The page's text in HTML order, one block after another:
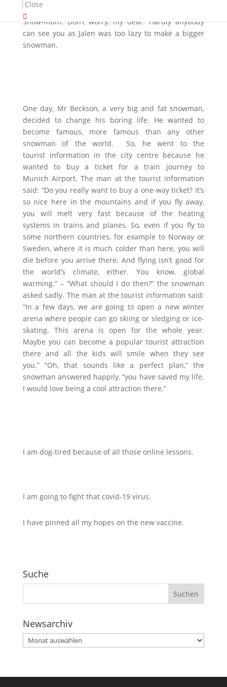
Close
Snow-child: Mum, I want to be invisible.
Snow-mum: Don’t worry, my dear. Hardly anybody
can see you as Jalen was too lazy to make a bigger
snowman.
One day, Mr Beckson, a very big and fat snowman,
decided to change his boring life. He wanted to
become famous, more famous than any other
snowman of the world. So, he went to the
tourist information in the city centre because he
wanted to buy a ticket for a train journey to
Munich Airport. The man at the tourist information
said: “Do you really want to buy a one-way ticket? It’s
so nice here in the mountains and if you fly away,
you will melt very fast because of the heating
systems in trains and planes. So, even if you fly to
some northern countries, for example to Norway or
Sweden, where it is much colder than here, you will
die before you arrive there. And flying isn’t good for
the world’s climate, either. You know, global
warming.” – “What should I do then?” the snowman
asked sadly. The man at the tourist information said:
“In a few days, we are going to open a new winter
arena where people can go skiing or sledging or ice-
skating. This arena is open for the whole year.
Maybe you can become a popular tourist attraction
there and all the kids will smile when they see
you.” “Oh, that sounds like a perfect plan,” the
snowman answered happily, “you have saved my life.
I would love being a cool attraction there.”
I am dog-tired because of all those online lessons.
I am going to fight that covid-19 virus.
I have pinned all my hopes on the new vaccine.
Suche
Newsarchiv
Newsarchiv